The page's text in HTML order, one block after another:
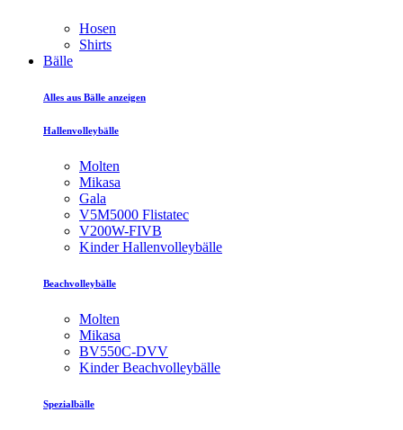
Hosen
Shirts
Bälle
Alles aus Bälle anzeigen
Hallenvolleybälle
Molten
Mikasa
Gala
V5M5000 Flistatec
V200W-FIVB
Kinder Hallenvolleybälle
Beachvolleybälle
Molten
Mikasa
BV550C-DVV
Kinder Beachvolleybälle
Spezialbälle